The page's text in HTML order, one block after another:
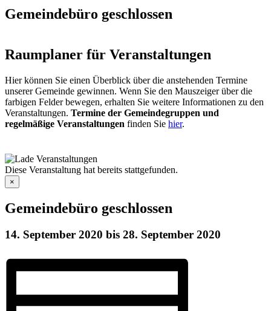
Gemeindebüro geschlossen
Raumplaner für Veranstaltungen
Hier können Sie einen Überblick über die anstehenden Termine
unserer Gemeinde gewinnen. Wenn Sie den Mauszeiger über die
farbigen Felder bewegen, erhalten Sie weitere Informationen zu den
Veranstaltungen. Termine der Gemeindegruppen und
regelmäßige Veranstaltungen finden Sie hier.
Diese Veranstaltung hat bereits stattgefunden.
×
Gemeindebüro geschlossen
14. September 2020 bis 28. September 2020